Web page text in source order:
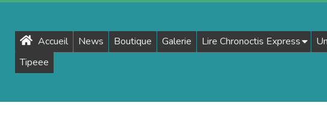
Primary
Accueil News Boutique Galerie Lire Chronoctis Express
Tipeee